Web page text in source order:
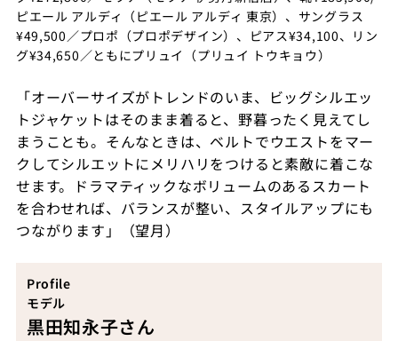
ピエール アルディ（ピエール アルディ 東京）、サングラス
¥49,500／プロポ（プロポデザイン）、ピアス¥34,100、リン
グ¥34,650／ともにプリュイ（プリュイ トウキョウ）
「オーバーサイズがトレンドのいま、ビッグシルエッ
トジャケットはそのまま着ると、野暮ったく見えてし
まうことも。そんなときは、ベルトでウエストをマー
クしてシルエットにメリハリをつけると素敵に着こな
せます。ドラマティックなボリュームのあるスカート
を合わせれば、バランスが整い、スタイルアップにも
つながります」（望月）
Profile
モデル
黒田知永子さん